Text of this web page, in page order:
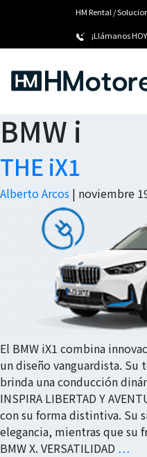
HM Rental /
¡Llámanos
BMW i
THE iX1
Alberto Arcos | noviembre
El BMW iX1 combina
un diseño vanguardista.
brinda una conducción
INSPIRA LIBERTAD Y
con su forma distintiva. Su
elegancia, mientras que su
BMW X. VERSATILIDAD …